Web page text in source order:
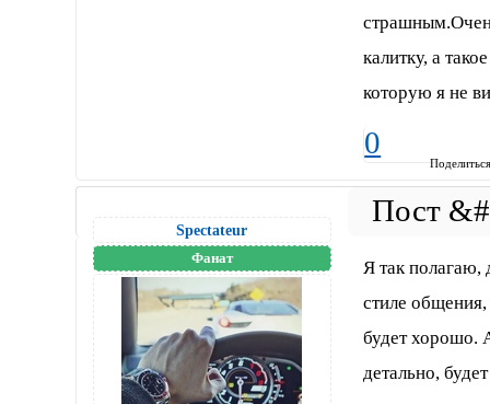
калитку, а
которую я не
0
Spectateur
Фанат
Я так полагаю,
стиле общения,
будет хорошо.
детально,